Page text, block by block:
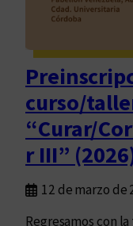
curso/
“Curar/
r III”
12 de marzo de
Regresamos con